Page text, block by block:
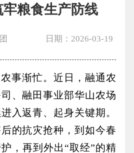
粮食生产防线
日期：2026-03-19
事渐忙。近日，融通农
、融田事业部华山农场
入返青、起身关键期。
的抗灾抢种，到如今春
，再到外出“取经”的精